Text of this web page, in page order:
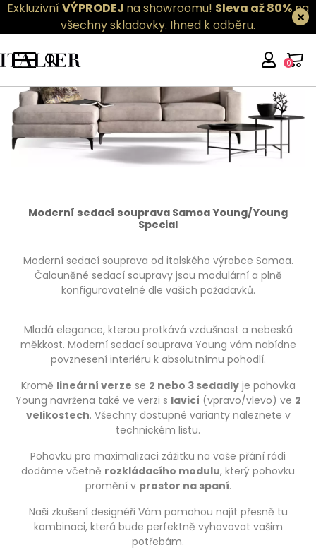
ExkluzivníVÝPRODEJ na showroomu! Sleva až 80%na
všechny skladovky. Ihned k odběru.
0
Moderní sedací souprava Samoa Young/Young
Special
Moderní sedací souprava od italského výrobce Samoa.
Čalouněné sedací soupravy jsou modulární a plně
konfigurovatelné dle vašich požadavků.
Mladá elegance, kterou protkává vzdušnost a nebeská
měkkost. Moderní sedací souprava Young vám nabídne
povznesení interiéru k absolutnímu pohodlí.
Kromě lineární verze se 2 nebo 3 sedadlyje pohovka
Young navržena také ve verzi s lavicí (vpravo/vlevo) ve 2
velikostech. Všechny dostupné varianty naleznete v
technickém listu.
Pohovku pro maximalizaci zážitku na vaše přání rádi
dodáme včetně rozkládacího modulu, který pohovku
promění v prostor na spaní.
Naši zkušení designéři Vám pomohou najít přesně tu
kombinaci, která bude perfektně vyhovovat vašim
potřebám.